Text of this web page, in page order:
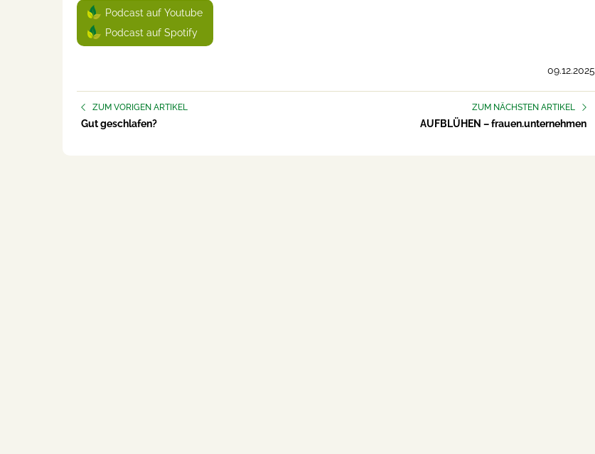
Podcast auf Youtube
Podcast auf Spotify
09.12.2025
ZUM VORIGEN ARTIKEL
Gut geschlafen?
ZUM NÄCHSTEN ARTIKEL
AUFBLÜHEN – frauen.unternehmen